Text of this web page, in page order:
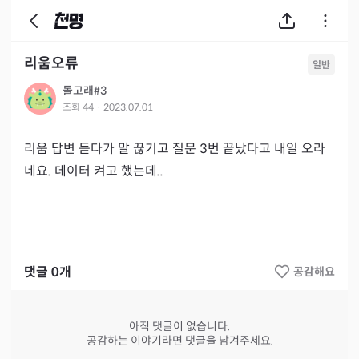
리움오류 일반
돌고래#3
조회 44 · 2023.07.01
리움 답변 듣다가 말 끊기고 질문 3번 끝났다고 내일 오라
네요. 데이터 켜고 했는데..
댓글 0개 공감해요
아직 댓글이 없습니다.
공감하는 이야기라면 댓글을 남겨주세요.